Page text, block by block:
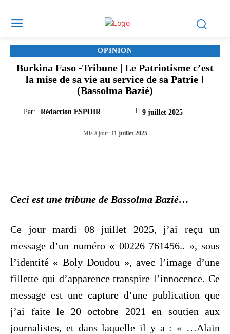
OPINION
Burkina Faso -Tribune | Le Patriotisme c’est
la mise de sa vie au service de sa Patrie !
(Bassolma Bazié)
Par: Rédaction ESPOIR 9 juillet 2025
Mis à jour: 11 juillet 2025
Ceci est une tribune de Bassolma Bazié…
Ce jour mardi 08 juillet 2025, j’ai reçu un
message d’un numéro « 00226 761456.. », sous
l’identité « Boly Doudou », avec l’image d’une
fillette qui d’apparence transpire l’innocence. Ce
message est une capture d’une publication que
j’ai faite le 20 octobre 2021 en soutien aux
journalistes, et dans laquelle il y a : « …Alain